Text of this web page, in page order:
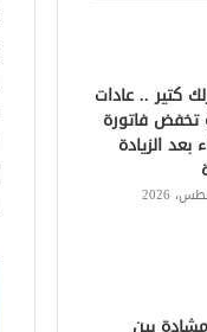
كتير .. عادات
فاتورة
بعد الزيادة